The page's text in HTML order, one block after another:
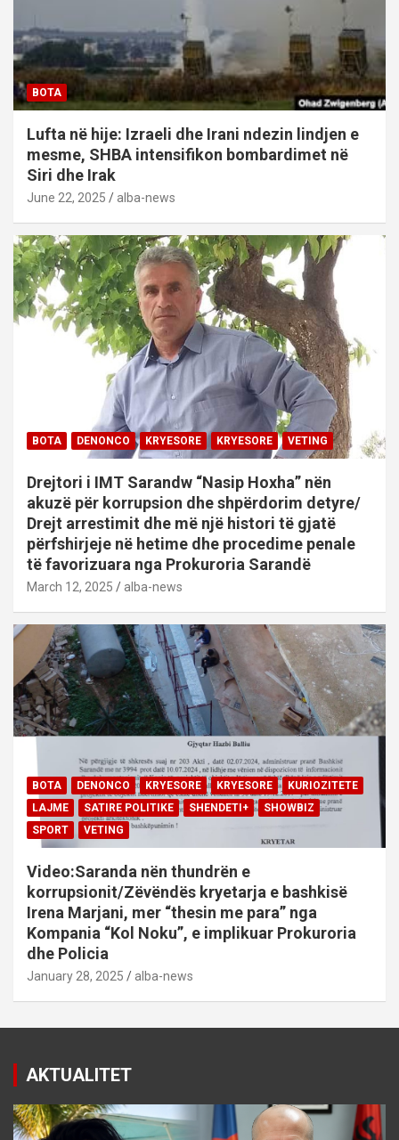
BOTA
Lufta në hije: Izraeli dhe Irani ndezin lindjen e
mesme, SHBA intensifikon bombardimet në
Siri dhe Irak
June 22, 2025 alba-news
BOTA DENONCO KRYESORE KRYESORE VETING
Drejtori i IMT Sarandw “Nasip Hoxha” nën
akuzë për korrupsion dhe shpërdorim detyre/
Drejt arrestimit dhe më një histori të gjatë
përfshirjeje në hetime dhe procedime penale
të favorizuara nga Prokuroria Sarandë
March 12, 2025 alba-news
BOTA DENONCO KRYESORE KRYESORE
KURIOZITETE
LAJME
SATIRE POLITIKE SHENDETI+
SHOWBIZ
SPORT
VETING
Video:Saranda nën thundrën e
korrupsionit/Zëvëndës kryetarja e bashkisë
Irena Marjani, mer “thesin me para” nga
Kompania “Kol Noku”, e implikuar Prokuroria
dhe Policia
January 28, 2025 alba-news
AKTUALITET